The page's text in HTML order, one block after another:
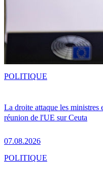
La droite attaque les ministres
réunion de l'UE sur Ceuta
07.08.2026
POLITIQUE
POLITIQUE